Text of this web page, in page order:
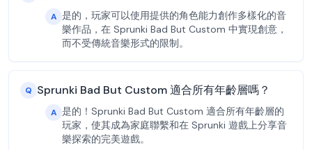
A 是的，玩家可以使用提供的角色能力創作多樣化的音
樂作品，在 Sprunki Bad But Custom 中實現創意，
而不受傳統音樂形式的限制。
Q Sprunki Bad But Custom 適合所有年齡層嗎？
A 是的！Sprunki Bad But Custom 適合所有年齡層的
玩家，使其成為家庭聯繫和在 Sprunki 遊戲上分享音
樂探索的完美遊戲。